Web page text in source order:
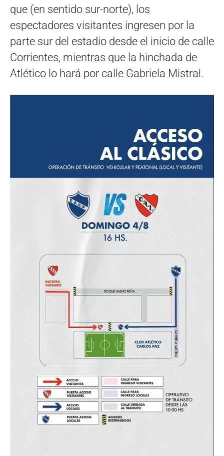
que (en sentido sur-norte), los
espectadores visitantes ingresen por la
parte sur del estadio desde el inicio de calle
Corrientes, mientras que la hinchada de
Atlético lo hará por calle Gabriela Mistral.